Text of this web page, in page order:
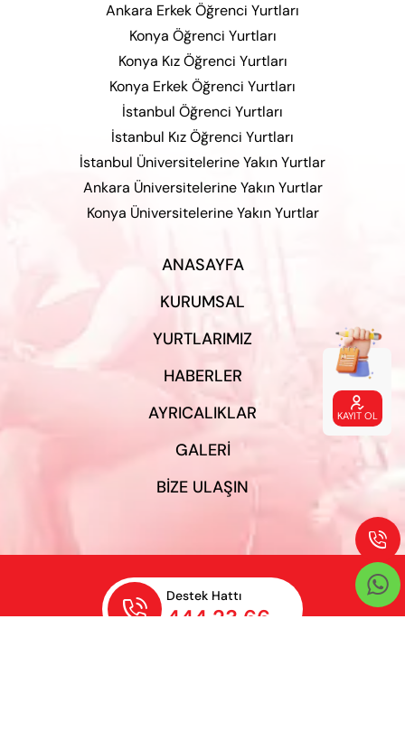

KAYIT OL
Ankara Erkek Öğrenci Yurtları
Konya Öğrenci Yurtları
Konya Kız Öğrenci Yurtları
Konya Erkek Öğrenci Yurtları
İstanbul Öğrenci Yurtları
İstanbul Kız Öğrenci Yurtları
İstanbul Üniversitelerine Yakın Yurtlar
Ankara Üniversitelerine Yakın Yurtlar
Konya Üniversitelerine Yakın Yurtlar
ANASAYFA
KURUMSAL
YURTLARIMIZ
HABERLER
AYRICALIKLAR
GALERI
BIZE ULAŞIN

Destek Hattı
444 23 66

